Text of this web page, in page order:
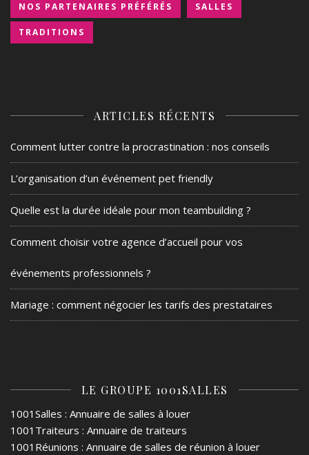
NOS PARTENAIRES PRÉFÉRÉS SALLES
TRADITIONS
ARTICLES RÉCENTS
Comment lutter contre la procrastination : nos conseils
L’organisation d’un événement pet friendly
Quelle est la durée idéale pour mon teambuilding ?
Comment choisir votre agence d’accueil pour vos
événements professionnels ?
Mariage : comment négocier les tarifs des prestataires
LE GROUPE 1001SALLES
1001Salles : Annuaire de salles à louer
1001Traiteurs : Annuaire de traiteurs
1001Réunions : Annuaire de salles de réunion à louer